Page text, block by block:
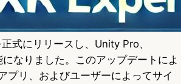
式にリリースし、Unity Pro、
なりました。このアップデートによ
プリ、およびユーザーによってサイ